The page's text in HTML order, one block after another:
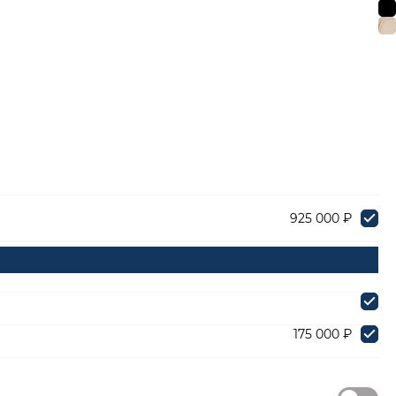
925 000 ₽
175 000 ₽